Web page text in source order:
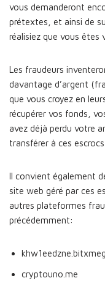
vous demanderont
prétextes, et ainsi de
réalisiez que vous êtes
Les fraudeurs
davantage d’argent
que vous croyez en
récupérer vos fonds,
avez déjà perdu votre
transférer à ces
Il convient également
site web géré par ces
autres plateformes
précédemment:
cryptouno.me